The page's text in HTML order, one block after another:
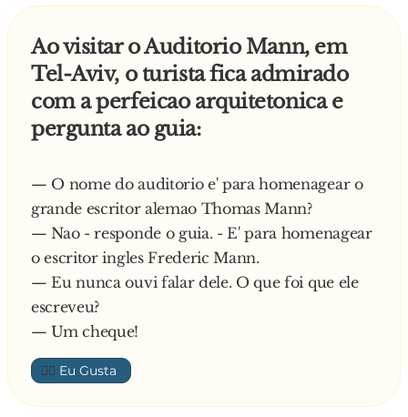
Ao visitar o Auditorio Mann, em
Tel-Aviv, o turista fica admirado
com a perfeicao arquitetonica e
pergunta ao guia:
— O nome do auditorio e' para homenagear o
grande escritor alemao Thomas Mann?
— Nao - responde o guia. - E' para homenagear
o escritor ingles Frederic Mann.
— Eu nunca ouvi falar dele. O que foi que ele
escreveu?
— Um cheque!
👍🏼